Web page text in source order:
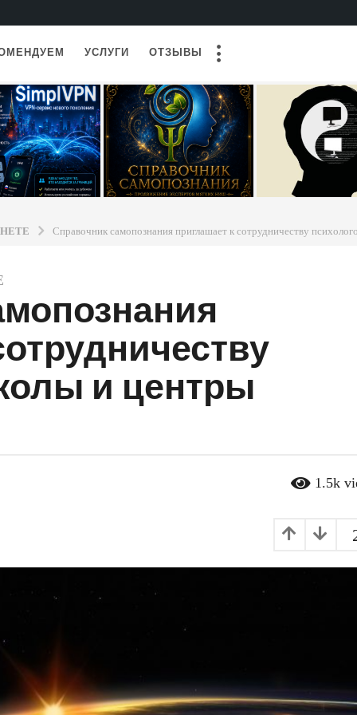
УСЛУГИ ОТЗЫВЫ
Справочник самопознания приглашает к сотрудничеству
и центры
1.5k